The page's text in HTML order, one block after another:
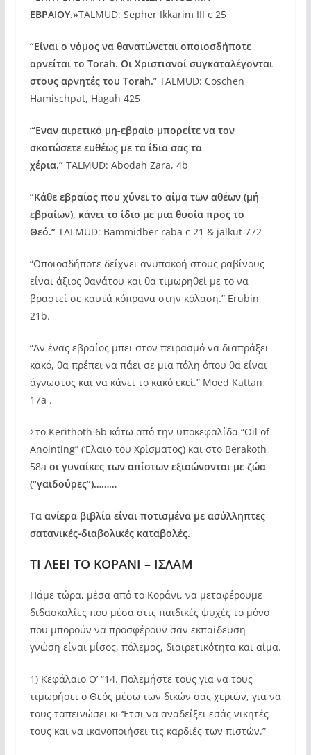
ΕΒΡΑΙΟΥ.»TALMUD: Sepher Ikkarim III c 25
“Είναι ο νόμος να θανατώνεται οποιοσδήποτε
αρνείται το Torah. Οι Χριστιανοί συγκαταλέγονται
στους αρνητές του Τorah.” TALMUD: Coschen
Hamischpat, Hagah 425
“‘Εναν αιρετικό μη-εβραίο μπορείτε να τον
σκοτώσετε ευθέως με τα ίδια σας τα
χέρια.”TALMUD: Abodah Zara, 4b
“Κάθε εβραίος που χύνει το αίμα των αθέων (μή
εβραίων), κάνει το ίδιο με μια θυσία προς το
Θεό.”TALMUD: Bammidber raba c 21 & jalkut 772
“Οποιοσδήποτε δείχνει ανυπακοή στους ραβίνους
είναι άξιος θανάτου και θα τιμωρηθεί με το να
βραστεί σε καυτά κόπρανα στην κόλαση.” Erubin
21b.
“Αν ένας εβραίος μπει στον πειρασμό να διαπράξει
κακό, θα πρέπει να πάει σε μια πόλη όπου θα είναι
άγνωστος και να κάνει το κακό εκεί.” Moed Kattan
17a .
Στο Kerithoth 6b κάτω από την υποκεφαλίδα “Oil of
Anointing” (‘Ελαιο του Χρίσματος) και στο Berakoth
58a οι γυναίκες των απίστων εξισώνονται με ζώα
(“γαϊδούρες”)………
Τα ανίερα βιβλία είναι ποτισμένα με ασύλληπτες
σατανικές-διαβολικές καταβολές.
ΤΙ ΛΕΕΙ ΤΟ ΚΟΡΑΝΙ – ΙΣΛΑΜ
Πάμε τώρα, μέσα από το Κοράνι, να μεταφέρουμε
διδασκαλίες που μέσα στις παιδικές ψυχές το μόνο
που μπορούν να προσφέρουν σαν εκπαίδευση –
γνώση είναι μίσος, πόλεμος, διαιρετικότητα και αίμα.
1) Κεφάλαιο Θ’ “14. Πολεμήστε τους για να τους
τιμωρήσει ο Θεός μέσω των δικών σας χεριών, για να
τους ταπεινώσει κι ‘Έτσι να αναδείξει εσάς νικητές
τους και να ικανοποιήσει τις καρδιές των πιστών.”